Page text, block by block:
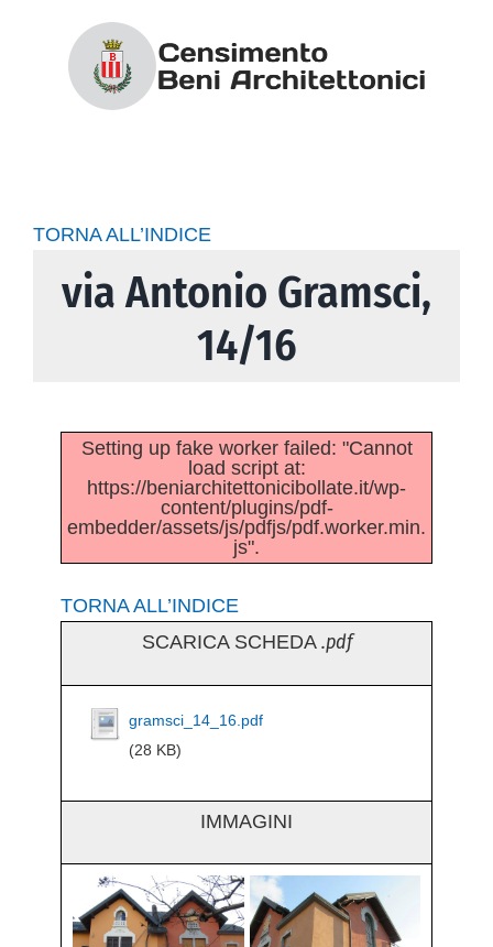
contenuto
TORNA ALL’INDICE
via Antonio Gramsci,
14/16
Setting up fake worker failed: "Cannot
load script at:
https://beniarchitettonicibollate.it/wp-
content/plugins/pdf-
embedder/assets/js/pdfjs/pdf.worker.min.
js".
TORNA ALL’INDICE
SCARICA SCHEDA .pdf
gramsci_14_16.pdf
(28 KB)
IMMAGINI